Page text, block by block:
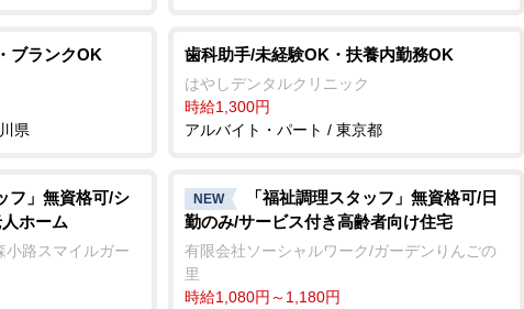
ブランクOK
県
歯科助手/未経験OK・扶養内勤務OK
はやしデンタルクリニック
時給1,300円
アルバイト・パート / 東京都
フ」無資格可/シ
ホーム
小路スマイルガー
NEW
「福祉調理スタッフ」無資格可/日
勤のみ/サービス付き高齢者向け住宅
有限会社ソーシャルワーク/ガーデンりんごの
里
時給1,080円～1,180円